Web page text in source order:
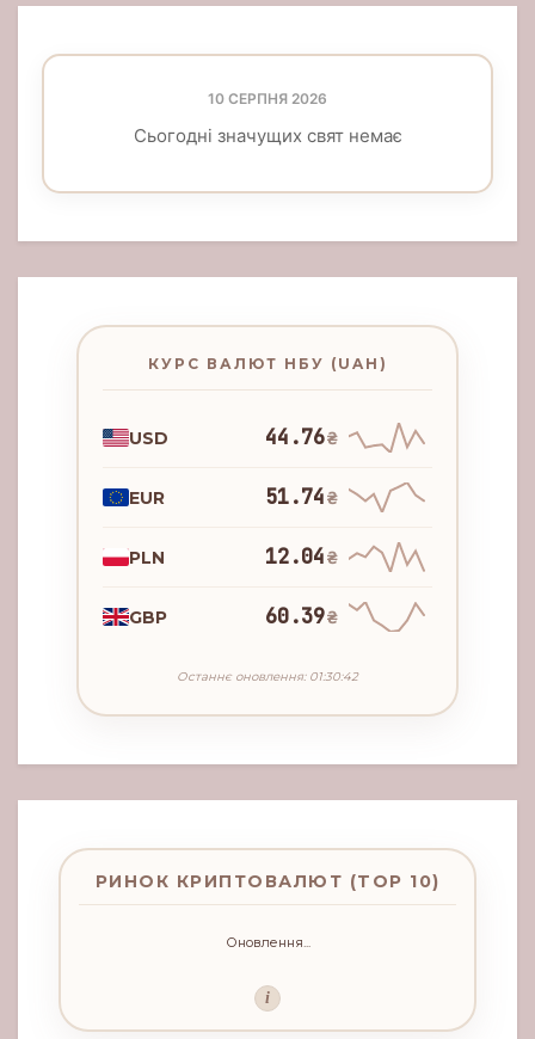
10 СЕРПНЯ 2026
Сьогодні значущих свят немає
КУРС ВАЛЮТ НБУ (UAH)
USD 44.76₴
EUR 51.74₴
PLN 12.04₴
GBP 60.39₴
Останнє оновлення: 01:30:42
РИНОК КРИПТОВАЛЮТ (TOP 10)
Оновлення...
i